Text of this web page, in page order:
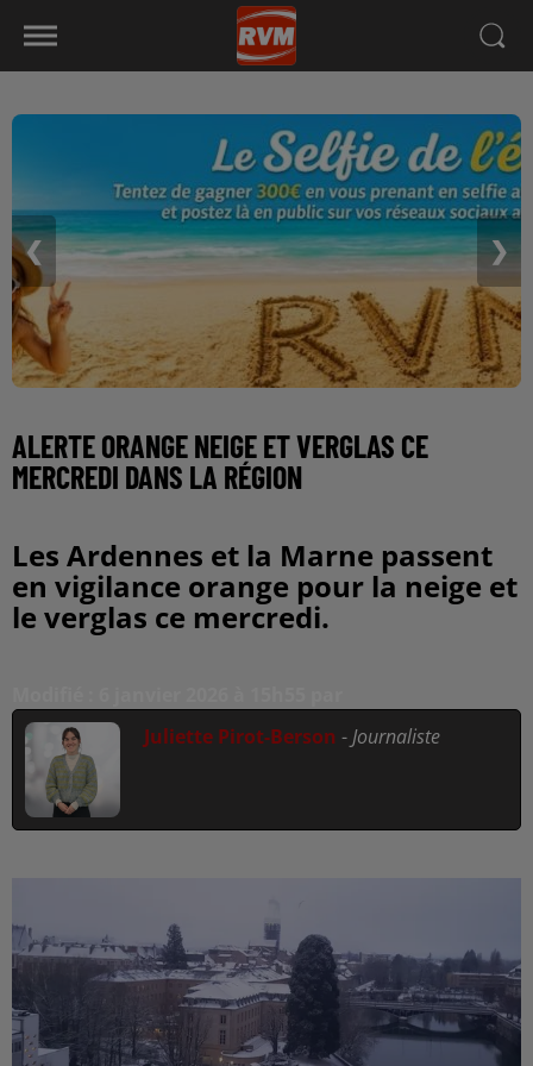
❮ ❯
ALERTE ORANGE NEIGE ET VERGLAS CE
MERCREDI DANS LA RÉGION
Les Ardennes et la Marne passent
en vigilance orange pour la neige et
le verglas ce mercredi.
Juliette Pirot-Berson -Journaliste